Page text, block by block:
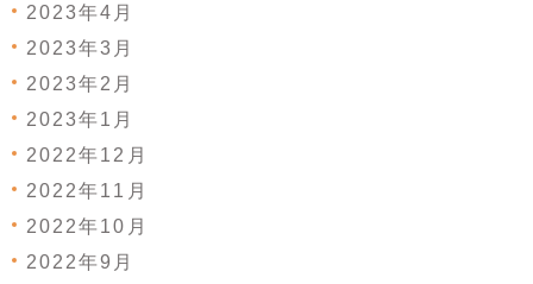
2023年4月
2023年3月
2023年2月
2023年1月
2022年12月
2022年11月
2022年10月
2022年9月